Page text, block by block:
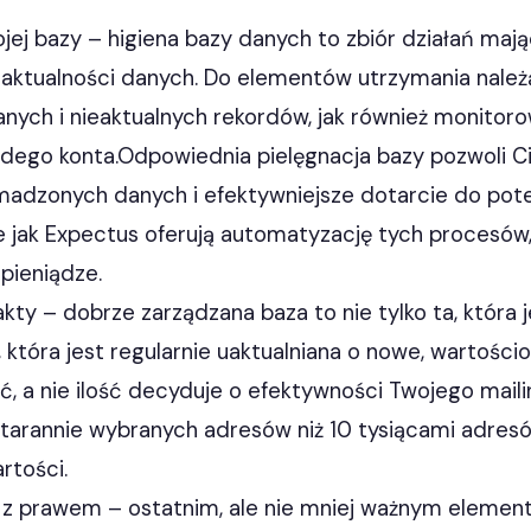
bazy – higiena bazy danych to zbiór działań
danych. Do elementów utrzymania
i nieaktualnych rekordów, jak również
konta.Odpowiednia pielęgnacja bazy pozwoli
danych i efektywniejsze dotarcie do
jak Expectus oferują automatyzację tych
– dobrze zarządzana baza to nie tylko ta, która
jest regularnie uaktualniana o nowe,
a nie ilość decyduje o efektywności Twojego
wybranych adresów niż 10 tysiącami
prawem – ostatnim, ale nie mniej ważnym